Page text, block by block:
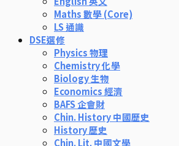
Maths 數學 (Core)
LS 通識
DSE選修
Physics 物理
Chemistry 化學
Biology 生物
Economics 經濟
BAFS 企會財
Chin. History 中國歷史
History 歷史
Chin. Lit. 中國文學